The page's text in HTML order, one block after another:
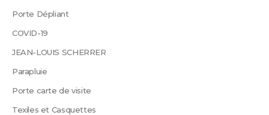
Porte Dépliant
COVID-19
JEAN-LOUIS SCHERRER
Parapluie
Porte carte de visite
Texiles et Casquettes